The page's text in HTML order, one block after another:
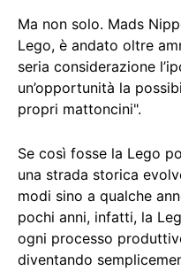
Ma non solo. Mads
Lego, è andato oltre
seria considerazione
un’opportunità la
propri mattoncini".
Se così fosse la Lego
una strada storica
modi sino a qualche
pochi anni, infatti, la
ogni processo
diventando